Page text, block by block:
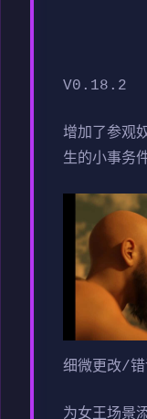
V0.18.2
增加了参观
生的小事务
细微更改/错
为女王场景